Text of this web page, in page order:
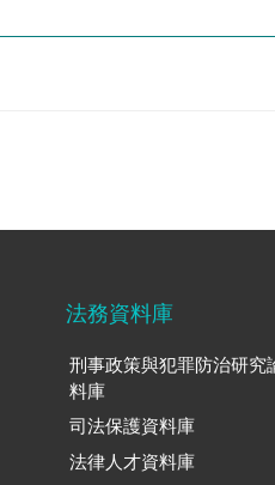
法務資料庫
刑事政策與犯罪防治研究
料庫
司法保護資料庫
法律人才資料庫